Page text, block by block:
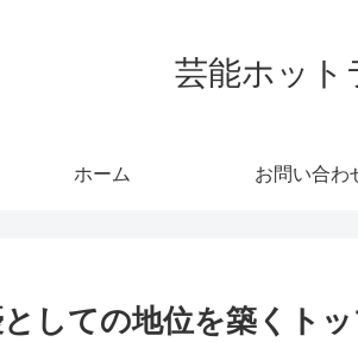
芸能ホット
ホーム お問い合わ
しての地位を築くト